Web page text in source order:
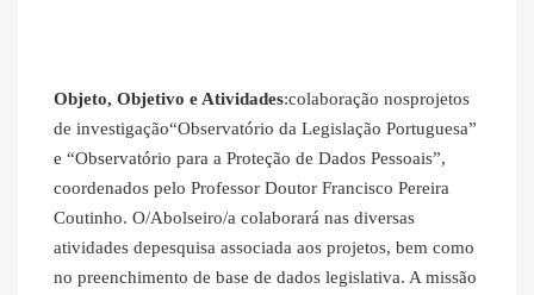
Objeto, Objetivo e Atividades:colaboração nosprojetos
de investigação“Observatório da Legislação Portuguesa”
e “Observatório para a Proteção de Dados Pessoais”,
coordenados pelo Professor Doutor Francisco Pereira
Coutinho. O/Abolseiro/a colaborará nas diversas
atividades depesquisa associada aos projetos, bem como
no preenchimento de base de dados legislativa. A missão